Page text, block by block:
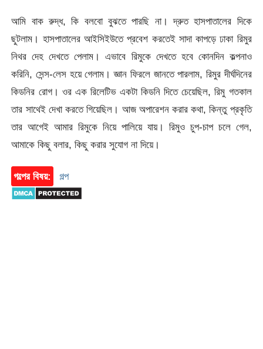
আমি বাক রুদ্ধ, কি বলবো বুঝতে পারছি না। দ্রুত হাসপাতালের দিকে
ছুটলাম। হাসপাতালের আইসিইউতে প্রবেশ করতেই সাদা কাপড়ে ঢাকা রিমুর
নিথর দেহ দেখতে পেলাম। এভাবে রিমুকে দেখতে হবে কোনদিন কল্পনাও
করিনি, সেন্স-লেস হয়ে গেলাম। জ্ঞান ফিরলে জানতে পারলাম, রিমুর দীর্ঘদিনের
কিডনির রোগ। ওর এক রিলেটিভ একটা কিডনি দিতে চেয়েছিল, রিমু গতকাল
তার সাথেই দেখা করতে গিয়েছিল। আজ অপারেশন করার কথা, কিন্তু প্রকৃতি
তার আগেই আমার রিমুকে নিয়ে পালিয়ে যায়। রিমুও চুপ-চাপ চলে গেল,
আমাকে কিছু বলার, কিছু করার সুযোগ না দিয়ে।
গল্পের বিষয়: গল্প